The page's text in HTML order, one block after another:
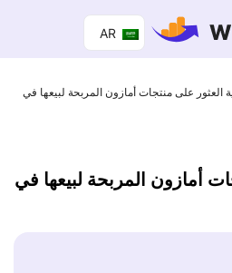
AR
منتجات أمازون المربحة لبيعها في
المربحة لبيعها في